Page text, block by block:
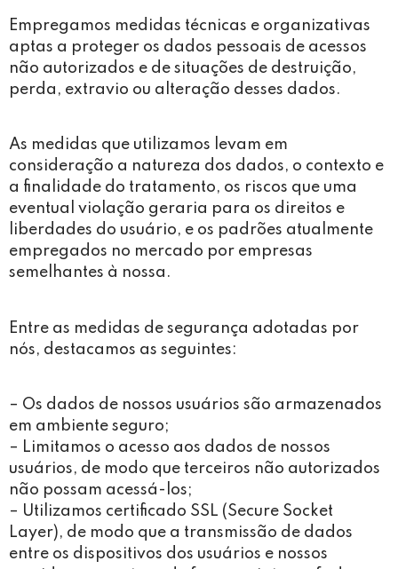
Empregamos medidas técnicas e organizativas
aptas a proteger os dados pessoais de acessos
não autorizados e de situações de destruição,
perda, extravio ou alteração desses dados.
As medidas que utilizamos levam em
consideração a natureza dos dados, o contexto e
a finalidade do tratamento, os riscos que uma
eventual violação geraria para os direitos e
liberdades do usuário, e os padrões atualmente
empregados no mercado por empresas
semelhantes à nossa.
Entre as medidas de segurança adotadas por
nós, destacamos as seguintes:
– Os dados de nossos usuários são armazenados
em ambiente seguro;
– Limitamos o acesso aos dados de nossos
usuários, de modo que terceiros não autorizados
não possam acessá-los;
– Utilizamos certificado SSL (Secure Socket
Layer), de modo que a transmissão de dados
entre os dispositivos dos usuários e nossos